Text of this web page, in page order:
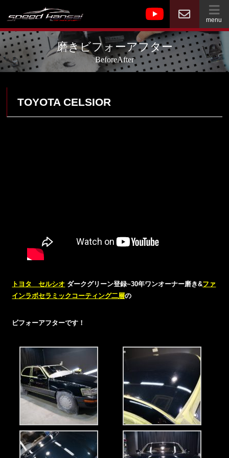
menu
磨きビフォーアフター
BeforeAfter
TOYOTA CELSIOR
トヨタ セルシオ ダークグリーン登録~30年ワンオーナー磨き&ファ
インラボセラミックコーティング二層の
ビフォーアフターです！